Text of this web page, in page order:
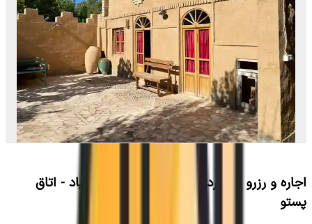
اجاره و رزرو بومگردی سنتی در روستای باقرآباد - اتاق
پستو